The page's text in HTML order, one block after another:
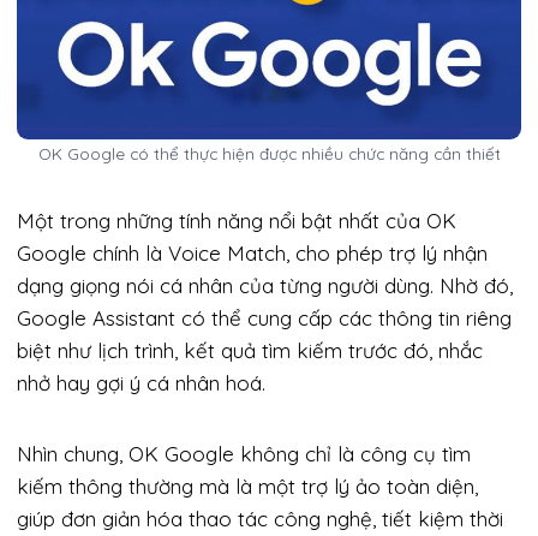
OK Google có thể thực hiện được nhiều chức năng cần thiết
Một trong những tính năng nổi bật nhất của OK
Google chính là Voice Match, cho phép trợ lý nhận
dạng giọng nói cá nhân của từng người dùng. Nhờ đó,
Google Assistant có thể cung cấp các thông tin riêng
biệt như lịch trình, kết quả tìm kiếm trước đó, nhắc
nhở hay gợi ý cá nhân hoá.
Nhìn chung, OK Google không chỉ là công cụ tìm
kiếm thông thường mà là một trợ lý ảo toàn diện,
giúp đơn giản hóa thao tác công nghệ, tiết kiệm thời